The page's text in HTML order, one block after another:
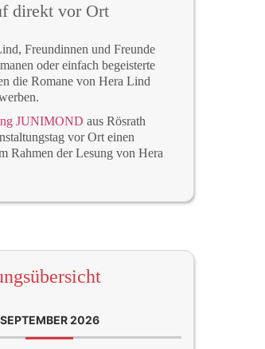
direkt vor Ort
Freundinnen und Freunde
oder einfach begeisterte
die Romane von Hera Lind
JUNIMOND aus Rösrath
vor Ort einen
Rahmen der Lesung von Hera
SEPTEMBER 2026